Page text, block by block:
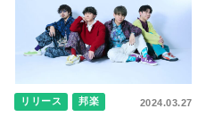
リリース 邦楽 2024.03.27